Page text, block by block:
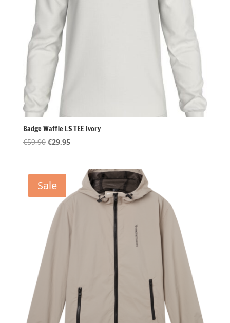
Badge Waffle LS TEE Ivory
€59,90 Oorspronkelijke
€59,90.
€29,95Huidige
€29,95.
Sale